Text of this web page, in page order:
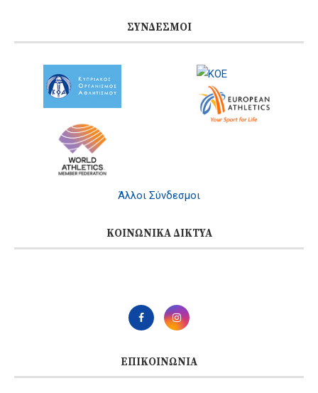
ΣΎΝΔΕΣΜΟΙ
Άλλοι Σύνδεσμοι
ΚΟΙΝΩΝΙΚΆ ΔΊΚΤΥΑ
ΕΠΙΚΟΙΝΩΝΊΑ